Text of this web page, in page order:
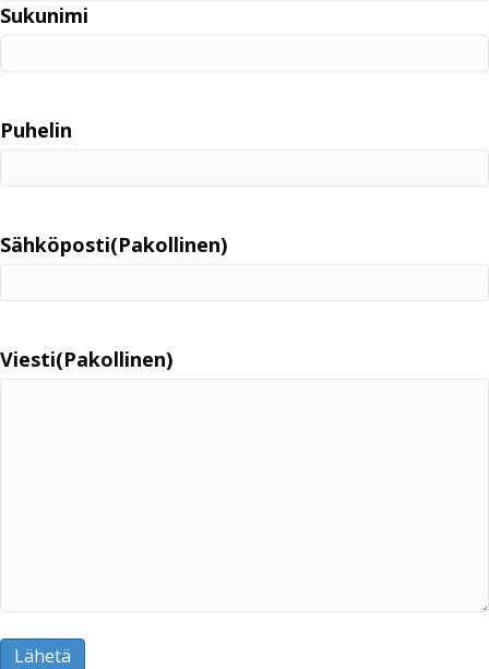
Sukunimi
Puhelin
Sähköposti(Pakollinen)
Viesti(Pakollinen)
Lähetä